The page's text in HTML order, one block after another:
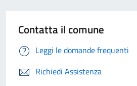
Contatta il comune
Leggi le domande frequenti
Richiedi Assistenza